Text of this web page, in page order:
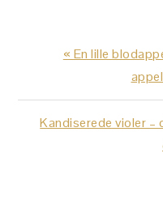
Previous
« En lille
Next
Kandiserede violer –